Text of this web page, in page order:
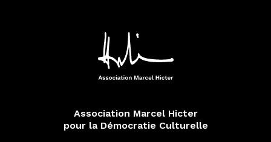
Association Marcel Hicter
pour la Démocratie Culturelle